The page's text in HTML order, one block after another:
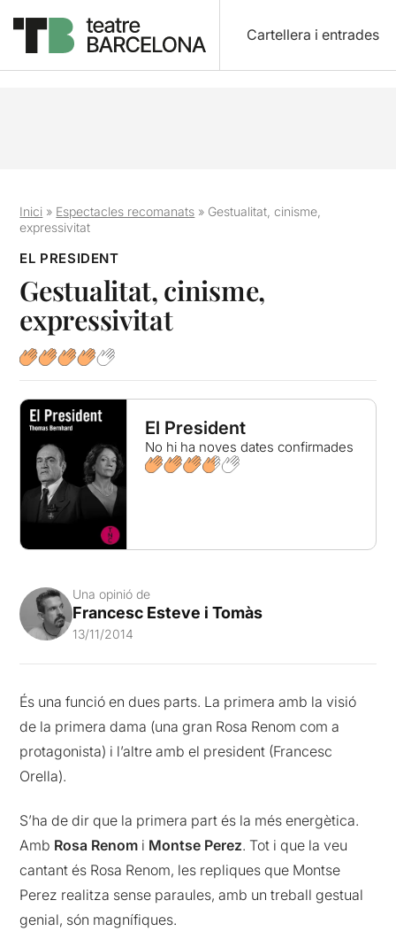
Cartellera i entrades
Inici » Espectacles recomanats » Gestualitat, cinisme,
expressivitat
EL PRESIDENT
Gestualitat, cinisme,
expressivitat
El President
No hi ha noves dates confirmades
Una opinió de
Francesc Esteve i Tomàs
13/11/2014
És una funció en dues parts. La primera amb la visió
de la primera dama (una gran Rosa Renom com a
protagonista) i l’altre amb el president (Francesc
Orella).
S’ha de dir que la primera part és la més energètica.
Amb Rosa Renom i Montse Perez. Tot i que la veu
cantant és Rosa Renom, les repliques que Montse
Perez realitza sense paraules, amb un treball gestual
genial, són magnífiques.